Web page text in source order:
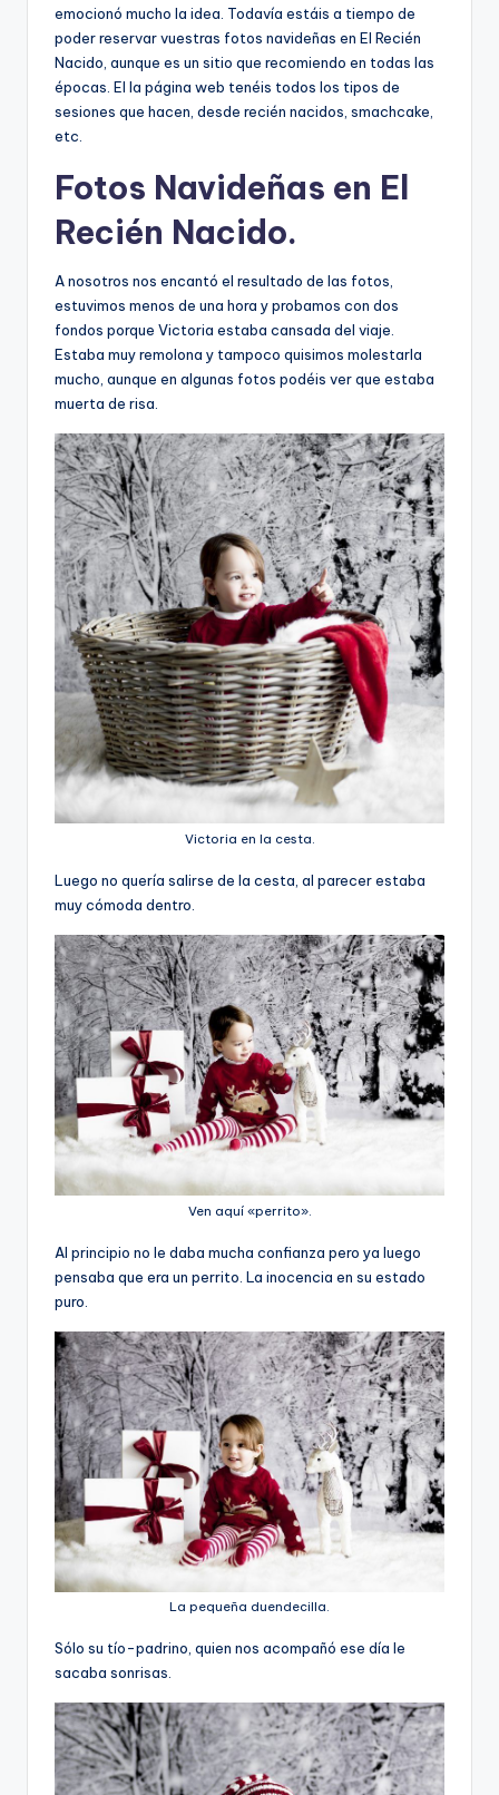
emocionó mucho la idea. Todavía estáis a tiempo de
poder reservar vuestras fotos navideñas en El Recién
Nacido, aunque es un sitio que recomiendo en todas las
épocas. El la página web tenéis todos los tipos de
sesiones que hacen, desde recién nacidos, smachcake,
etc.
Fotos Navideñas en El
Recién Nacido.
A nosotros nos encantó el resultado de las fotos,
estuvimos menos de una hora y probamos con dos
fondos porque Victoria estaba cansada del viaje.
Estaba muy remolona y tampoco quisimos molestarla
mucho, aunque en algunas fotos podéis ver que estaba
muerta de risa.
Victoria en la cesta.
Luego no quería salirse de la cesta, al parecer estaba
muy cómoda dentro.
Ven aquí «perrito».
Al principio no le daba mucha confianza pero ya luego
pensaba que era un perrito. La inocencia en su estado
puro.
La pequeña duendecilla.
Sólo su tío-padrino, quien nos acompañó ese día le
sacaba sonrisas.